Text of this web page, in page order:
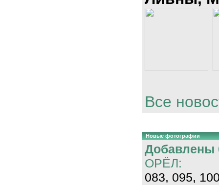
Все
Новые фотографии
Добавлены
ОРЁЛ:
083, 095,